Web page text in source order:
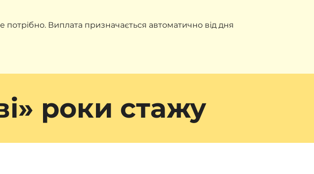
Виплата призначається автоматично від дня
роки стажу